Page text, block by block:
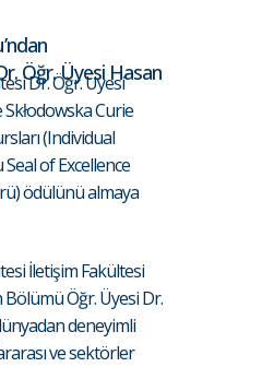
Öğr. Üyesi Hasan
Dr. Öğr. Üyesi
Curie
(Individual
of Excellence
ödülünü almaya
İletişim Fakültesi
Öğr. Üyesi Dr.
deneyimli
ve sektörler